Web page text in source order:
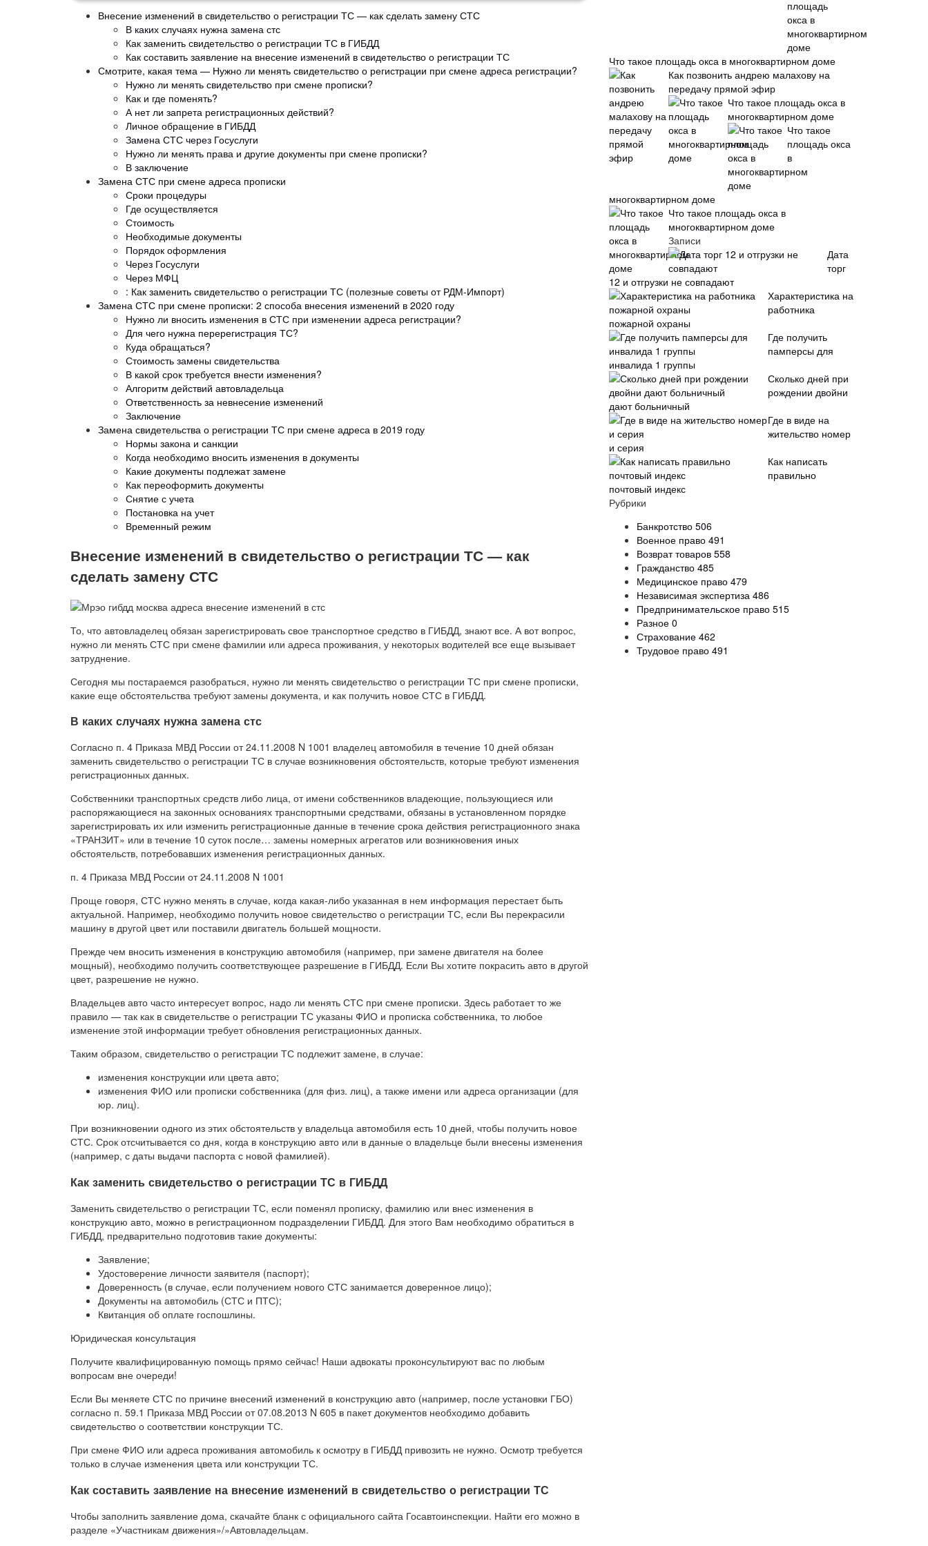
Внесение изменений в свидетельство о регистрации ТС — как сделать замену СТС
В каких случаях нужна замена стс
Как заменить свидетельство о регистрации ТС в ГИБДД
Как составить заявление на внесение изменений в свидетельство о регистрации ТС
Смотрите, какая тема — Нужно ли менять свидетельство о регистрации при смене адреса регистрации?
Нужно ли менять свидетельство при смене прописки?
Как и где поменять?
А нет ли запрета регистрационных действий?
Личное обращение в ГИБДД
Замена СТС через Госуслуги
Нужно ли менять права и другие документы при смене прописки?
В заключение
Замена СТС при смене адреса прописки
Сроки процедуры
Где осуществляется
Стоимость
Необходимые документы
Порядок оформления
Через Госуслуги
Через МФЦ
: Как заменить свидетельство о регистрации ТС (полезные советы от РДМ-Импорт)
Замена СТС при смене прописки: 2 способа внесения изменений в 2020 году
Нужно ли вносить изменения в СТС при изменении адреса регистрации?
Для чего нужна перерегистрация ТС?
Куда обращаться?
Стоимость замены свидетельства
В какой срок требуется внести изменения?
Алгоритм действий автовладельца
Ответственность за невнесение изменений
Заключение
Замена свидетельства о регистрации ТС при смене адреса в 2019 году
Нормы закона и санкции
Когда необходимо вносить изменения в документы
Какие документы подлежат замене
Как переоформить документы
Снятие с учета
Постановка на учет
Временный режим
Внесение изменений в свидетельство о регистрации ТС — как
сделать замену СТС
То, что автовладелец обязан зарегистрировать свое транспортное средство в ГИБДД, знают все. А вот вопрос,
нужно ли менять СТС при смене фамилии или адреса проживания, у некоторых водителей все еще вызывает
затруднение.
Сегодня мы постараемся разобраться, нужно ли менять свидетельство о регистрации ТС при смене прописки,
какие еще обстоятельства требуют замены документа, и как получить новое СТС в ГИБДД.
В каких случаях нужна замена стс
Согласно п. 4 Приказа МВД России от 24.11.2008 N 1001 владелец автомобиля в течение 10 дней обязан
заменить свидетельство о регистрации ТС в случае возникновения обстоятельств, которые требуют изменения
регистрационных данных.
Собственники транспортных средств либо лица, от имени собственников владеющие, пользующиеся или
распоряжающиеся на законных основаниях транспортными средствами, обязаны в установленном порядке
зарегистрировать их или изменить регистрационные данные в течение срока действия регистрационного знака
«ТРАНЗИТ» или в течение 10 суток после… замены номерных агрегатов или возникновения иных
обстоятельств, потребовавших изменения регистрационных данных.
п. 4 Приказа МВД России от 24.11.2008 N 1001
Проще говоря, СТС нужно менять в случае, когда какая-либо указанная в нем информация перестает быть
актуальной. Например, необходимо получить новое свидетельство о регистрации ТС, если Вы перекрасили
машину в другой цвет или поставили двигатель большей мощности.
Прежде чем вносить изменения в конструкцию автомобиля (например, при замене двигателя на более
мощный), необходимо получить соответствующее разрешение в ГИБДД. Если Вы хотите покрасить авто в другой
цвет, разрешение не нужно.
Владельцев авто часто интересует вопрос, надо ли менять СТС при смене прописки. Здесь работает то же
правило — так как в свидетельстве о регистрации ТС указаны ФИО и прописка собственника, то любое
изменение этой информации требует обновления регистрационных данных.
Таким образом, свидетельство о регистрации ТС подлежит замене, в случае:
изменения конструкции или цвета авто;
изменения ФИО или прописки собственника (для физ. лиц), а также имени или адреса организации (для
юр. лиц).
При возникновении одного из этих обстоятельств у владельца автомобиля есть 10 дней, чтобы получить новое
СТС. Срок отсчитывается со дня, когда в конструкцию авто или в данные о владельце были внесены изменения
(например, с даты выдачи паспорта с новой фамилией).
Как заменить свидетельство о регистрации ТС в ГИБДД
Заменить свидетельство о регистрации ТС, если поменял прописку, фамилию или внес изменения в
конструкцию авто, можно в регистрационном подразделении ГИБДД. Для этого Вам необходимо обратиться в
ГИБДД, предварительно подготовив такие документы:
Заявление;
Удостоверение личности заявителя (паспорт);
Доверенность (в случае, если получением нового СТС занимается доверенное лицо);
Документы на автомобиль (СТС и ПТС);
Квитанция об оплате госпошлины.
Юридическая консультация
Получите квалифицированную помощь прямо сейчас! Наши адвокаты проконсультируют вас по любым
вопросам вне очереди!
Если Вы меняете СТС по причине внесений изменений в конструкцию авто (например, после установки ГБО)
согласно п. 59.1 Приказа МВД России от 07.08.2013 N 605 в пакет документов необходимо добавить
свидетельство о соответствии конструкции ТС.
При смене ФИО или адреса проживания автомобиль к осмотру в ГИБДД привозить не нужно. Осмотр требуется
только в случае изменения цвета или конструкции ТС.
Как составить заявление на внесение изменений в свидетельство о регистрации ТС
Чтобы заполнить заявление дома, скачайте бланк с официального сайта Госавтоинспекции. Найти его можно в
разделе «Участникам движения»/»Автовладельцам.
Что такое площадь окса в многоквартирном доме
Как позвонить андрею малахову на
передачу прямой эфир
Что такое площадь окса в
многоквартирном доме
Что такое
площадь окса
в
многоквартирном доме
Что такое площадь окса в
многоквартирном доме
Записи
Дата
торг
12 и отгрузки не совпадают
Характеристика на
работника
пожарной охраны
Где получить
памперсы для
инвалида 1 группы
Сколько дней при
рождении двойни
дают больничный
Где в виде на
жительство номер
и серия
Как написать
правильно
почтовый индекс
Рубрики
Банкротство 506
Военное право 491
Возврат товаров 558
Гражданство 485
Медицинское право 479
Независимая экспертиза 486
Предпринимательское право 515
Разное 0
Страхование 462
Трудовое право 491